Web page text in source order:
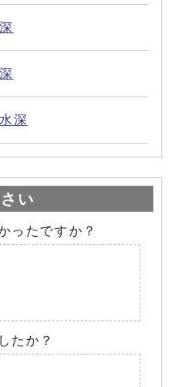
深
い
ったですか？
たか？